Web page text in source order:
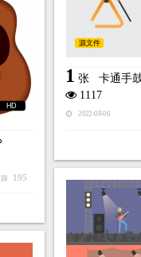
源文件
1 张 卡通手
1117
2022-08-06
HD
踩 195